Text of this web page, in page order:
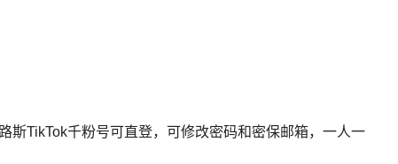
斯TikTok千粉号可直登，可修改密码和密保邮箱，一人一